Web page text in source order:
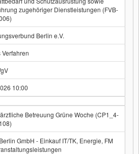
zugehöriger Dienstleistungen (FVB-
Berlin e.V.
Verfahren
10:00
Betreuung Grüne Woche (CP1_4-
GmbH - Einkauf IT/TK, Energie, FM